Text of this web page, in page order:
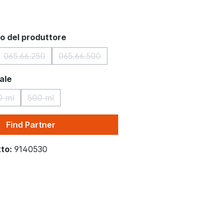
del produttore
065.66.250
(Questa opzione non è al momento disponibile.)
065.66.500
(Questa opzione non è al momento
ml
(Questa opzione non è al momento disponibile.)
500 ml
(Questa opzione non è al momento disponibile.)
Find Partner
9140530